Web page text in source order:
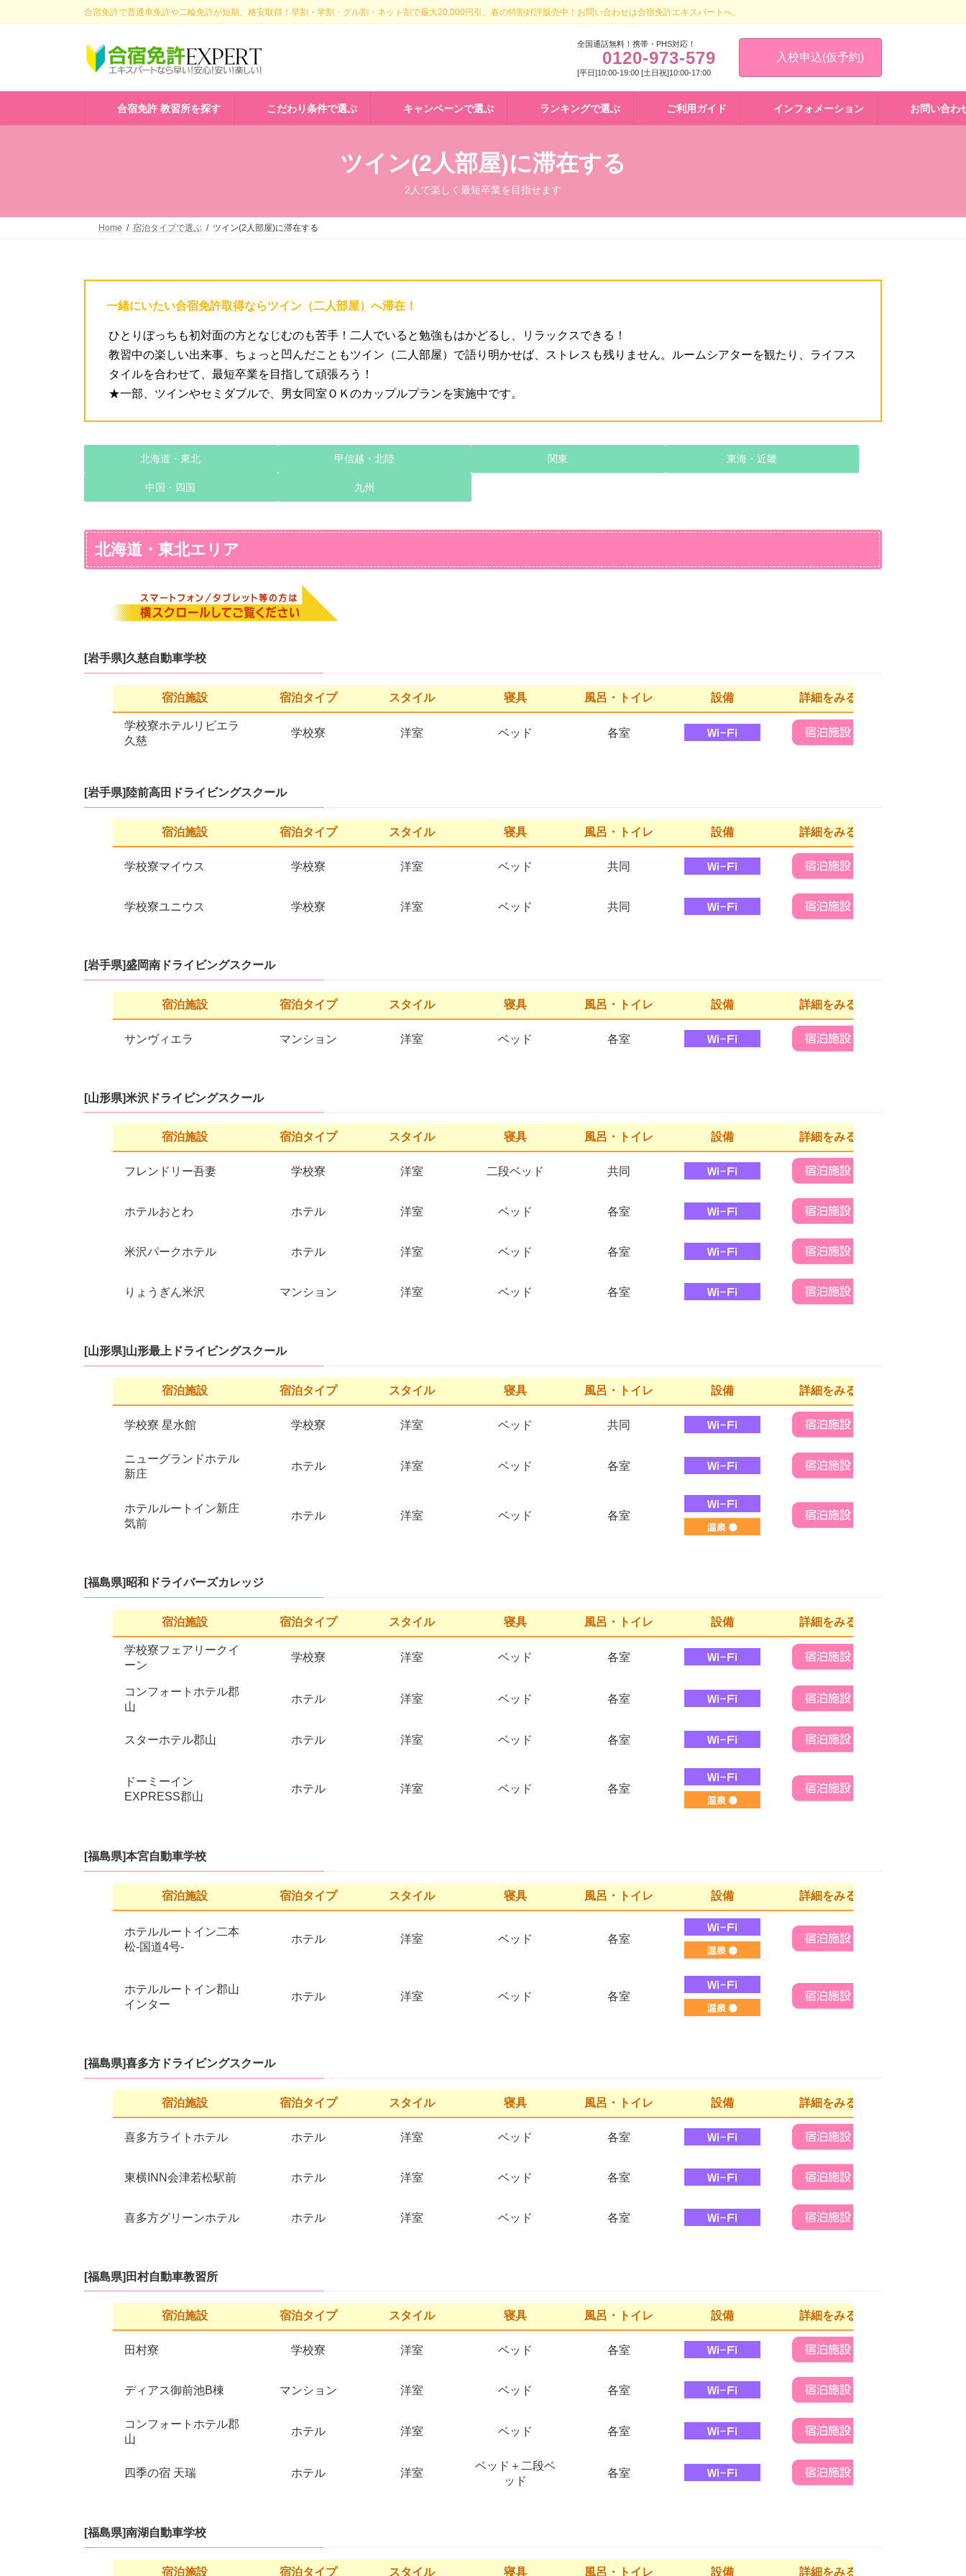
ン
ッ
ビ
移
合宿免許で普通車免許や二輪免許が短期、格安取得！早割・学割・グル割・ネット割で最大20,000円引。春の特割好評販売中！お問い合わせは合宿免許エキスパートへ。
全国通話無料！携帯・PHS対応！
0120-973-579
[平日]10:00-19:00 [土日祝]10:00-17:00
入校申込(仮予約)
合宿免許 教習所を探す こだわり条件で選ぶ キャンペーンで選ぶ ランキングで選ぶ ご利用ガイド インフォメーション お問い合わ
ツイン(2人部屋)に滞在する
2人で楽しく最短卒業を目指せます
Home 宿泊タイプで選ぶ ツイン(2人部屋)に滞在する
一緒にいたい合宿免許取得ならツイン（二人部屋）へ滞在！
ひとりぼっちも初対面の方となじむのも苦手！二人でいると勉強もはかどるし、リラックスできる！
教習中の楽しい出来事、ちょっと凹んだこともツイン（二人部屋）で語り明かせば、ストレスも残りません。ルームシアターを観たり、ライフス
タイルを合わせて、最短卒業を目指して頑張ろう！
★一部、ツインやセミダブルで、男女同室ＯＫのカップルプランを実施中です。
北海道・東北 甲信越・北陸 関東 東海・近畿
中国・四国 九州
北海道・東北エリア
[岩手県]久慈自動車学校
宿泊施設 宿泊タイプ スタイル 寝具 風呂・トイレ 設備 詳細をみる
学校寮ホテルリビエラ
久慈
学校寮 洋室 ベッド 各室
[岩手県]陸前高田ドライビングスクール
宿泊施設 宿泊タイプ スタイル 寝具 風呂・トイレ 設備 詳細をみる
学校寮マイウス 学校寮 洋室 ベッド 共同
学校寮ユニウス 学校寮 洋室 ベッド 共同
[岩手県]盛岡南ドライビングスクール
宿泊施設 宿泊タイプ スタイル 寝具 風呂・トイレ 設備 詳細をみる
サンヴィエラ マンション 洋室 ベッド 各室
[山形県]米沢ドライビングスクール
宿泊施設 宿泊タイプ スタイル 寝具 風呂・トイレ 設備 詳細をみる
フレンドリー吾妻 学校寮 洋室 二段ベッド 共同
ホテルおとわ ホテル 洋室 ベッド 各室
米沢パークホテル ホテル 洋室 ベッド 各室
りょうぎん米沢 マンション 洋室 ベッド 各室
[山形県]山形最上ドライビングスクール
宿泊施設 宿泊タイプ スタイル 寝具 風呂・トイレ 設備 詳細をみる
学校寮 星水館 学校寮 洋室 ベッド 共同
ニューグランドホテル
新庄
ホテル 洋室 ベッド 各室
ホテルルートイン新庄
気前
ホテル 洋室 ベッド 各室
[福島県]昭和ドライバーズカレッジ
宿泊施設 宿泊タイプ スタイル 寝具 風呂・トイレ 設備 詳細をみる
学校寮フェアリークイ
ーン
学校寮 洋室 ベッド 各室
コンフォートホテル郡
山
ホテル 洋室 ベッド 各室
スターホテル郡山 ホテル 洋室 ベッド 各室
ドーミーイン
EXPRESS郡山
ホテル 洋室 ベッド 各室
[福島県]本宮自動車学校
宿泊施設 宿泊タイプ スタイル 寝具 風呂・トイレ 設備 詳細をみる
ホテルルートイン二本
松-国道4号-
ホテル 洋室 ベッド 各室
ホテルルートイン郡山
インター
ホテル 洋室 ベッド 各室
[福島県]喜多方ドライビングスクール
宿泊施設 宿泊タイプ スタイル 寝具 風呂・トイレ 設備 詳細をみる
喜多方ライトホテル ホテル 洋室 ベッド 各室
東横INN会津若松駅前 ホテル 洋室 ベッド 各室
喜多方グリーンホテル ホテル 洋室 ベッド 各室
[福島県]田村自動車教習所
宿泊施設 宿泊タイプ スタイル 寝具 風呂・トイレ 設備 詳細をみる
田村寮 学校寮 洋室 ベッド 各室
ディアス御前池B棟 マンション 洋室 ベッド 各室
コンフォートホテル郡
山
ホテル 洋室 ベッド 各室
四季の宿 天瑞 ホテル 洋室
ベッド＋二段ベ
ッド
各室
[福島県]南湖自動車学校
宿泊施設 宿泊タイプ スタイル 寝具 風呂・トイレ 設備 詳細をみる